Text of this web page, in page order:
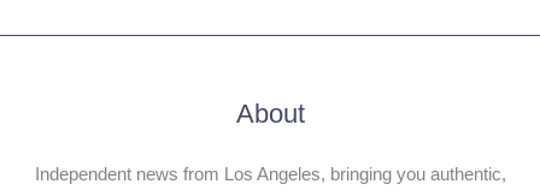
About
Independent news from Los Angeles, bringing you authentic,